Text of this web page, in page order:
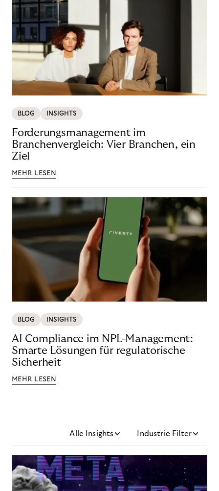
BLOG INSIGHTS
Forderungsmanagement im
Branchenvergleich: Vier Branchen, ein
Ziel
MEHR LESEN
BLOG INSIGHTS
AI Compliance im NPL-Management:
Smarte Lösungen für regulatorische
Sicherheit
MEHR LESEN
Alle Insights Industrie Filter